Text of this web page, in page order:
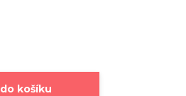
košíku